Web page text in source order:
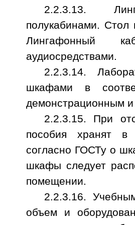
2.2.3.13.
полукабинами. Стол
Лингафонный
аудиосредствами.
2.2.3.14.
шкафами в
демонстрационным
2.2.3.15. При
пособия хранят в
согласно ГОСТу о
шкафы следует
помещении.
2.2.3.16.
объем и